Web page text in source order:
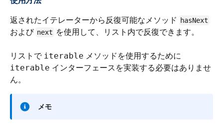
返されたイテレーターから反復可能なメソッド
hasNext
および next を使用して、リスト内で反復できます。
リストで iterable メソッドを使用するために
iterable インターフェースを実装する必要はありませ
ん。
メモ